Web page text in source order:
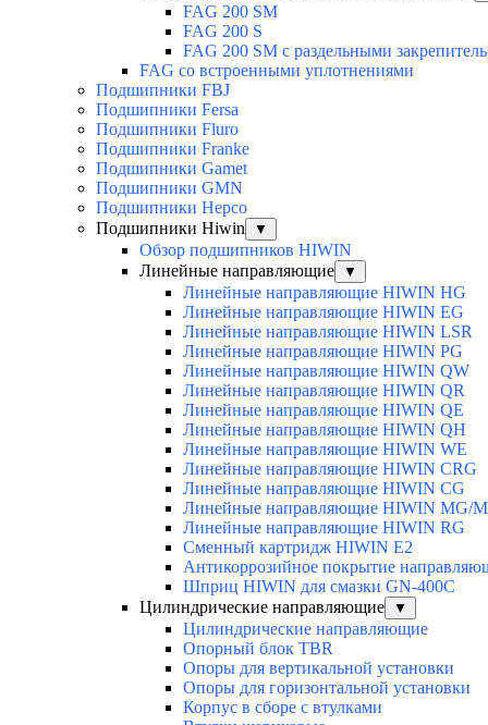
FAG 200 SM
FAG 200 S
FAG 200 SM с раздельными
FAG со встроенными уплотнениями
Подшипники FBJ
Подшипники Fersa
Подшипники Fluro
Подшипники Franke
Подшипники Gamet
Подшипники GMN
Подшипники Hepco
Подшипники Hiwin
▼
Обзор подшипников HIWIN
Линейные направляющие
▼
Линейные направляющие HIWIN HG
Линейные направляющие HIWIN EG
Линейные направляющие HIWIN LSR
Линейные направляющие HIWIN PG
Линейные направляющие HIWIN QW
Линейные направляющие HIWIN QR
Линейные направляющие HIWIN QE
Линейные направляющие HIWIN QH
Линейные направляющие HIWIN WE
Линейные направляющие HIWIN CRG
Линейные направляющие HIWIN CG
Линейные направляющие HIWIN MG/
Линейные направляющие HIWIN RG
Сменный картридж HIWIN E2
Антикоррозийное покрытие
Шприц HIWIN для смазки GN-400C
Цилиндрические направляющие
▼
Цилиндрические направляющие
Опорный блок TBR
Опоры для вертикальной установки
Опоры для горизонтальной установки
Корпус в сборе с втулками